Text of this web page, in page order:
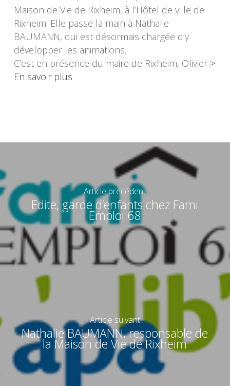
Maison de Vie de Rixheim, à l’Hôtel de ville de
Rixheim. Elle passe la main à Nathalie
BAUMANN, qui est désormais chargée d’y
développer les animations.
C’est en présence du maire de Rixheim, Olivier >
En savoir plus
Article précédent
Edite, garde d’enfants chez Fami
Emploi 68
Article suivant
Nathalie BAUMANN, responsable de
la Maison de Vie de Rixheim